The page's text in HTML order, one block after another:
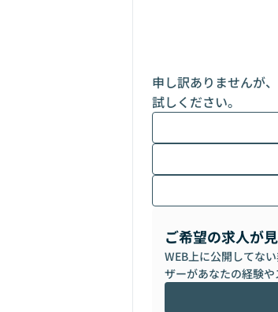
申し訳ありませんが
試しください。
ご希望の求人が
WEB上に公開してな
ザーがあなたの経験や